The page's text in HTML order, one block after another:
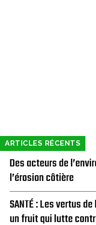
ARTICLES RÉCENTS
Des acteurs de
l’érosion côtière
SANTÉ : Les vertus
un fruit qui lutte